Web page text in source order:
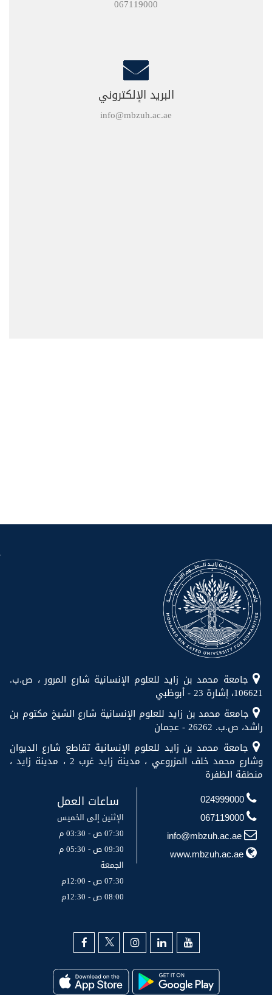
067119000
البريد الإلكتروني
info@mbzuh.ac.ae
جامعة محمد بن زايد للعلوم الإنسانية شارع المرور ، ص.ب.
106621، إشارة 23 - أبوظبي
جامعة محمد بن زايد للعلوم الإنسانية شارع الشيخ مكتوم بن
راشد، ص.ب. 26262 - عجمان
جامعة محمد بن زايد للعلوم الإنسانية تقاطع شارع الديوان
وشارع محمد خلف المزروعي ، مدينة زايد غرب 2 ، مدينة زايد ،
منطقة الظفرة
024999000
067119000
info@mbzuh.ac.ae
www.mbzuh.ac.ae
ساعات العمل
الإثنين إلى الخميس
07:30 ص - 03:30 م
09:30 ص - 05:30 م
الجمعة
07:30 ص - 12:00م
08:00 ص - 12:30م